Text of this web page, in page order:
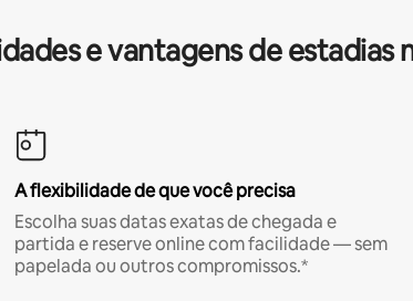
e vantagens de estadias
A flexibilidade de que você precisa
Escolha suas datas exatas de chegada e
partida e reserve online com facilidade — sem
papelada ou outros compromissos.*